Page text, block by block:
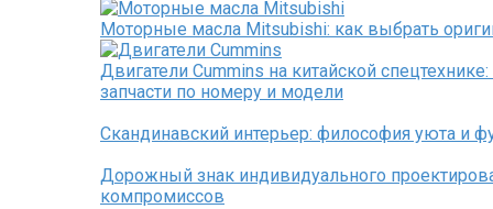
Моторные масла Mitsubishi: как выбрать
Двигатели Cummins на китайской
запчасти по номеру и модели
Скандинавский интерьер: философия уюта и
Дорожный знак индивидуального
компромиссов